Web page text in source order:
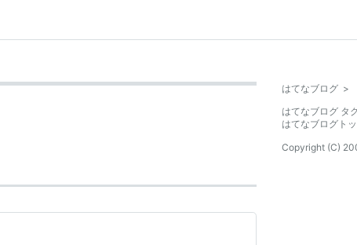
はてなブログ >
はてなブログ タ
はてなブログト
Copyright (C)